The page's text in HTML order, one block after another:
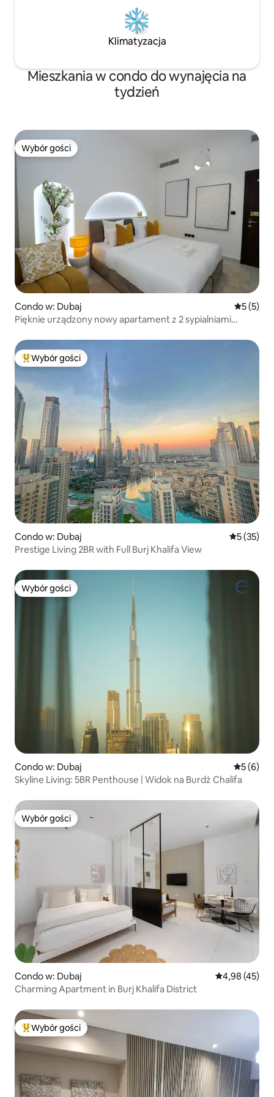
Klimatyzacja
Mieszkania w condo do wynajęcia na
tydzień
Wybór gości
Wybór gości
Condo w: Dubaj Średnia
5 (5)
Pięknie urządzony nowy apartament z 2 sypialniami
Najpopularniejsze z kategorii Wybór gości
Wybór gości
Condo w: Dubaj Średnia
5 (35)
Prestige Living 2BR with Full Burj Khalifa View
Wybór gości
Wybór gości
Condo w: Dubaj Średnia
5 (6)
Skyline Living: 5BR Penthouse | Widok na Burdż Chalifa
Wybór gości
Wybór gości
Condo w: Dubaj Średnia
4,98 (45)
Charming Apartment in Burj Khalifa District
Najpopularniejsze z kategorii Wybór gości
Wybór gości